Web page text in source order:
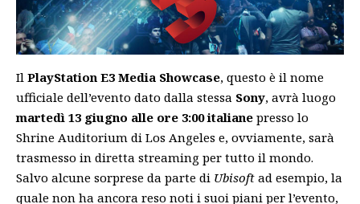
Il PlayStation E3 Media Showcase, questo è il nome
ufficiale dell’evento dato dalla stessa Sony, avrà luogo
martedì 13 giugno alle ore 3:00 italiane presso lo
Shrine Auditorium di Los Angeles e, ovviamente, sarà
trasmesso in diretta streaming per tutto il mondo.
Salvo alcune sorprese da parte di Ubisoft ad esempio, la
quale non ha ancora reso noti i suoi piani per l’evento,